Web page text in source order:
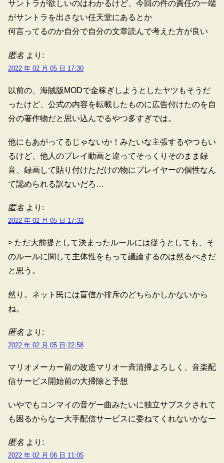
サントラが欲しいのはわかるけど、今回の件の責任の一端
がサントラを出さない任天堂にあるとか
何言ってるのか自分で自分の文章読んで考えた方が良い
匿名 より:
2022 年 02 月 05 日 17:30
以前の、海賊版MODで金稼ぎしようとしたヤツもそうだ
ったけど、公式の内容を転載したものに広告付けたのを自
分の著作物だと思い込んでるやつ多すぎでは。
他にもあがってるじゃないか！みたいな主張するやつもい
るけど、他人のプレイ動画と違ってそっくりそのまま録
音、録画して貼り付けただけの物にプレイヤーの個性なん
て認められる訳ないだろ…
匿名 より:
2022 年 02 月 05 日 17:32
> ただ大前提として決まったルールには従うとしても、そ
のルールに関して主体性をもって議論するのは然るべきだ
と思う。
然り。ネット民には盲信か排斥のどちらかしかないから
ね。
匿名 より:
2022 年 02 月 05 日 22:58
マリオメーカー前の改造マリオ一斉清掃よろしく、音楽配
信サービス開始前の大掃除と予想
いやでもコンマイの音ゲー曲みたいに独立サブスクされて
も困るからなー大手配信サービスに委ねてくれないかなー
匿名 より:
2022 年 02 月 06 日 11:05